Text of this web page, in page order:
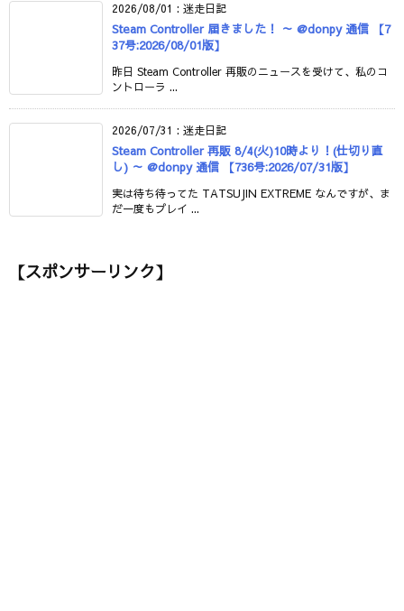
2026/08/01 : 迷走日記
Steam Controller 届きました！ ～ @donpy 通信 【7
37号:2026/08/01版】
昨日 Steam Controller 再販のニュースを受けて、私のコ
ントローラ ...
2026/07/31 : 迷走日記
Steam Controller 再販 8/4(火)10時より！(仕切り直
し) ～ @donpy 通信 【736号:2026/07/31版】
実は待ち待ってた TATSUJIN EXTREME なんですが、ま
だ一度もプレイ ...
【スポンサーリンク】